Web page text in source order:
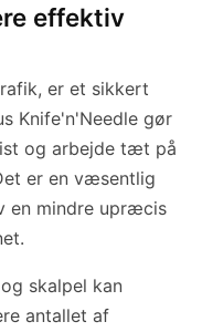
effektiv
er et sikkert
Knife'n'Needle gør
og arbejde tæt på
er en væsentlig
en mindre upræcis
skalpel kan
antallet af